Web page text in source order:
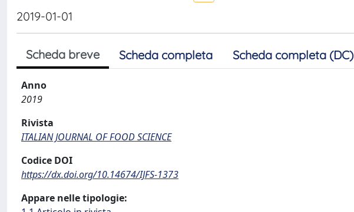
2019-01-01
Scheda breve Scheda completa Scheda completa (DC)
Anno
2019
Rivista
ITALIAN JOURNAL OF FOOD SCIENCE
Codice DOI
https://dx.doi.org/10.14674/IJFS-1373
Appare nelle tipologie: